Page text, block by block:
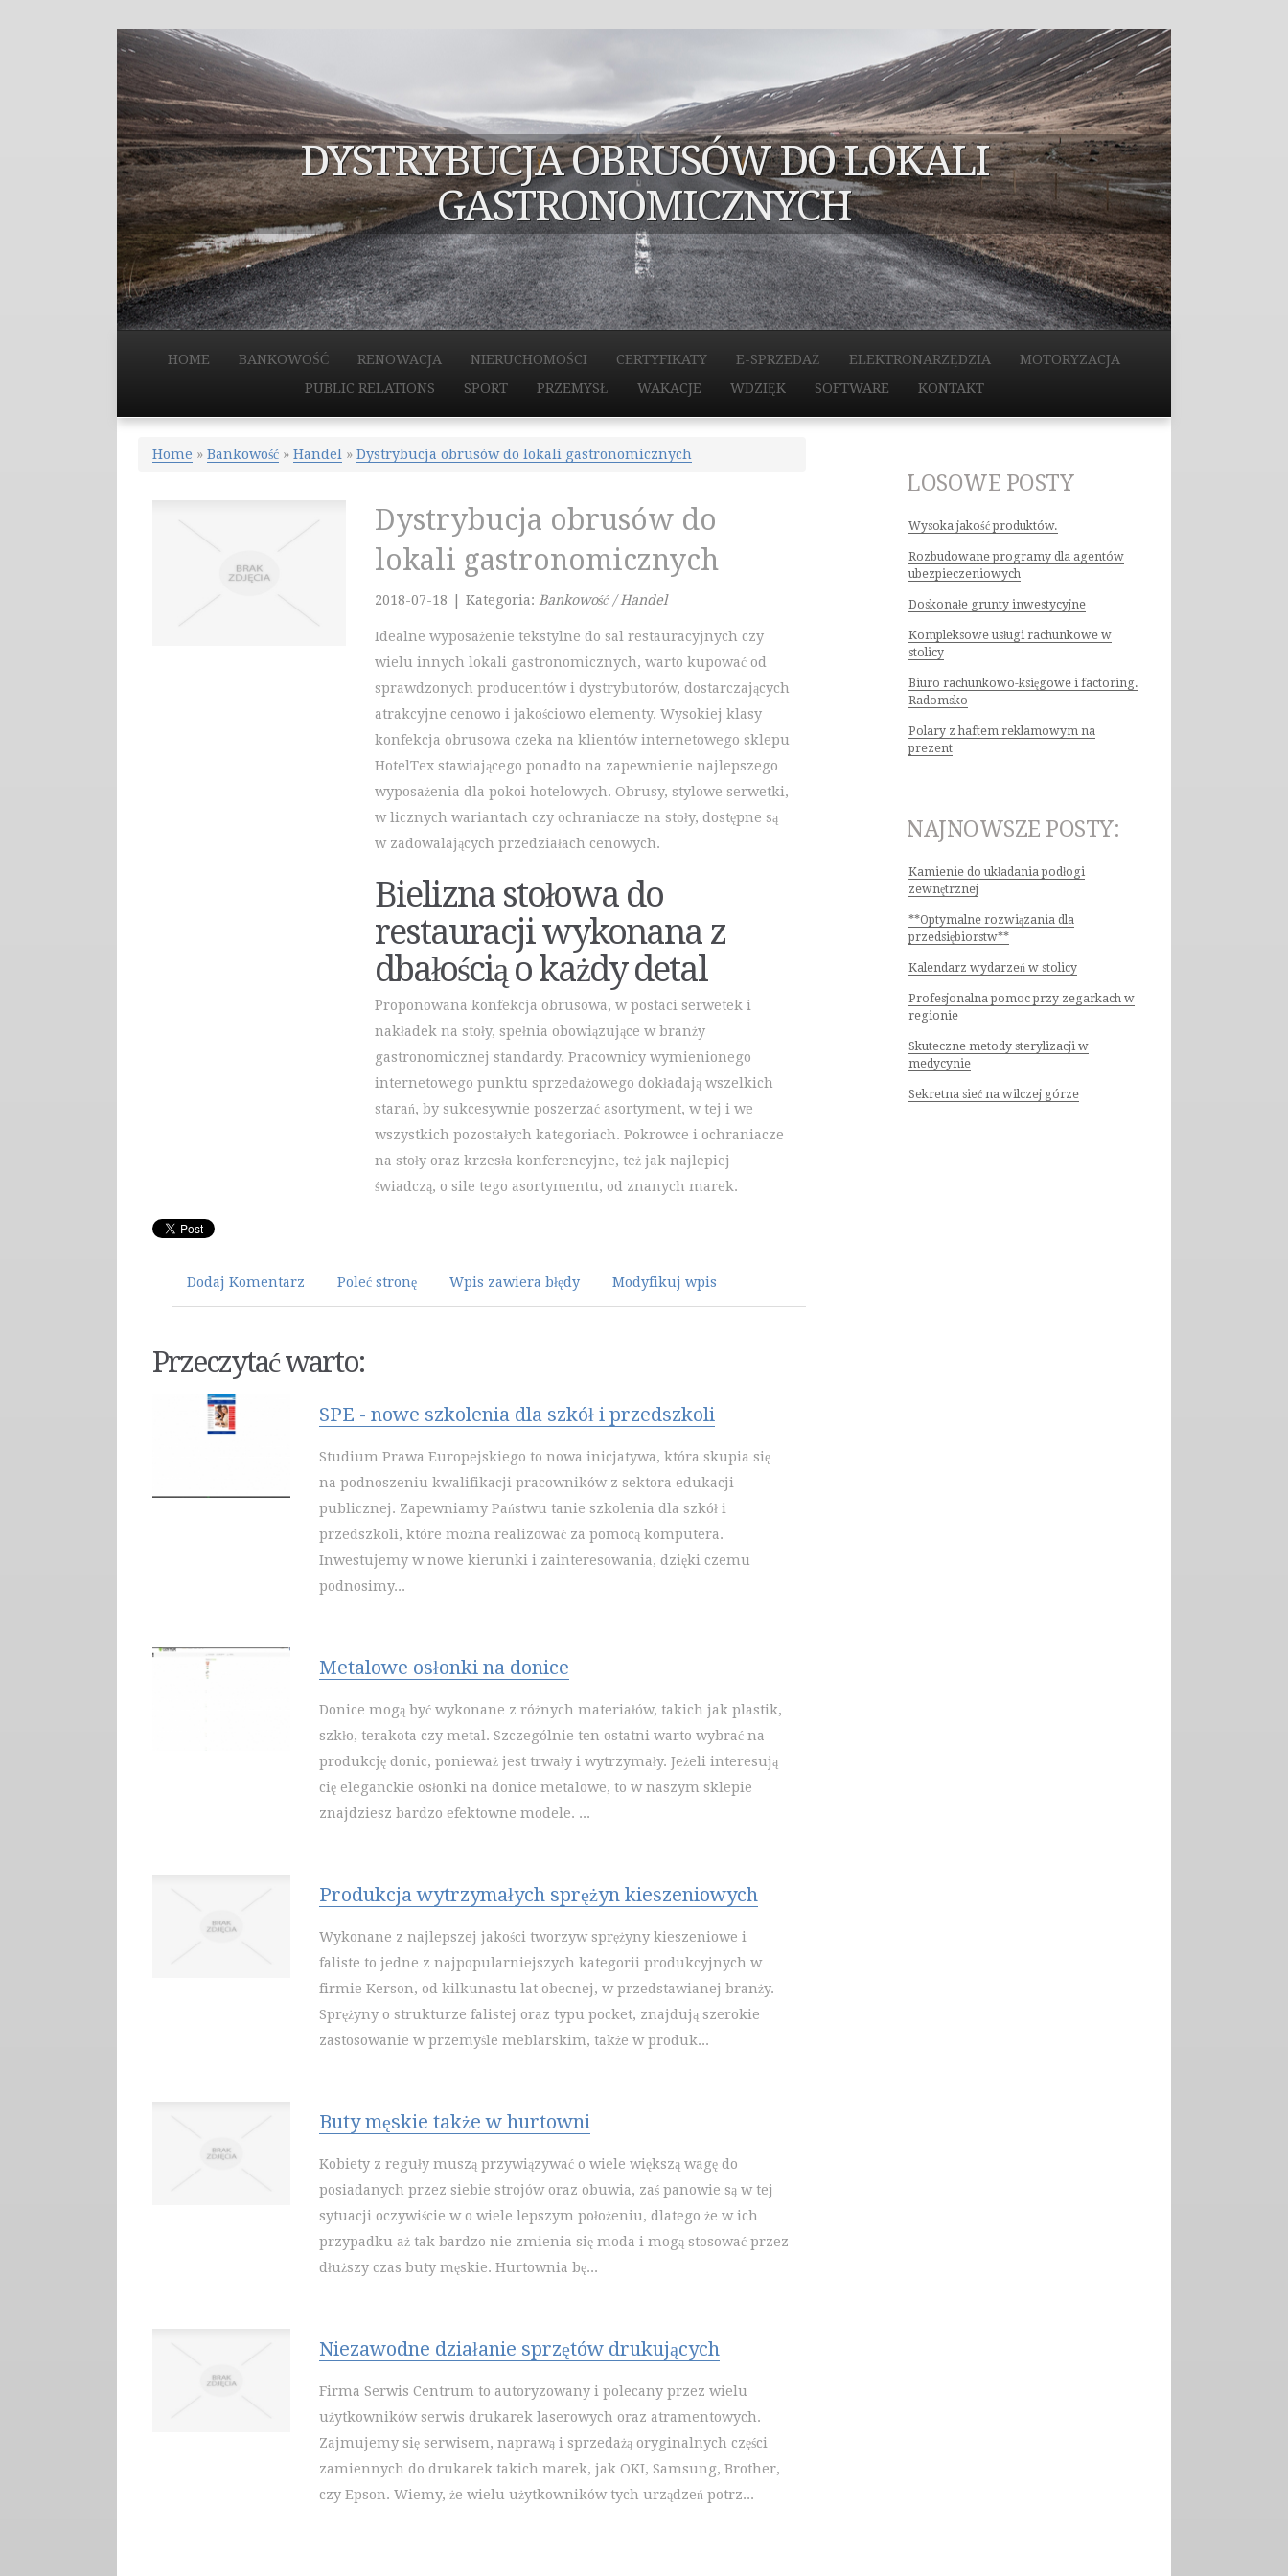
DYSTRYBUCJA OBRUSÓW DO LOKALI
GASTRONOMICZNYCH
HOME BANKOWOŚĆ RENOWACJA NIERUCHOMOŚCI CERTYFIKATY E-SPRZEDAŻ ELEKTRONARZĘDZIA
MOTORYZACJA
PUBLIC RELATIONS
SPORT PRZEMYSŁ WAKACJE WDZIĘK SOFTWARE KONTAKT
Home » Bankowość » Handel » Dystrybucja obrusów do lokali gastronomicznych
Dystrybucja obrusów do
lokali gastronomicznych
2018-07-18 Kategoria: Bankowość / Handel
Idealne wyposażenie tekstylne do sal restauracyjnych czy
wielu innych lokali gastronomicznych, warto kupować od
sprawdzonych producentów i dystrybutorów, dostarczających
atrakcyjne cenowo i jakościowo elementy. Wysokiej klasy
konfekcja obrusowa czeka na klientów internetowego sklepu
HotelTex stawiającego ponadto na zapewnienie najlepszego
wyposażenia dla pokoi hotelowych. Obrusy, stylowe serwetki,
w licznych wariantach czy ochraniacze na stoły, dostępne są
w zadowalających przedziałach cenowych.
Bielizna stołowa do
restauracji wykonana z
dbałością o każdy detal
Proponowana konfekcja obrusowa, w postaci serwetek i
nakładek na stoły, spełnia obowiązujące w branży
gastronomicznej standardy. Pracownicy wymienionego
internetowego punktu sprzedażowego dokładają wszelkich
starań, by sukcesywnie poszerzać asortyment, w tej i we
wszystkich pozostałych kategoriach. Pokrowce i ochraniacze
na stoły oraz krzesła konferencyjne, też jak najlepiej
świadczą, o sile tego asortymentu, od znanych marek.
Dodaj Komentarz Poleć stronę Wpis zawiera błędy Modyfikuj wpis
Przeczytać warto:
SPE - nowe szkolenia dla szkół i przedszkoli
Studium Prawa Europejskiego to nowa inicjatywa, która skupia się
na podnoszeniu kwalifikacji pracowników z sektora edukacji
publicznej. Zapewniamy Państwu tanie szkolenia dla szkół i
przedszkoli, które można realizować za pomocą komputera.
Inwestujemy w nowe kierunki i zainteresowania, dzięki czemu
podnosimy...
Metalowe osłonki na donice
Donice mogą być wykonane z różnych materiałów, takich jak plastik,
szkło, terakota czy metal. Szczególnie ten ostatni warto wybrać na
produkcję donic, ponieważ jest trwały i wytrzymały. Jeżeli interesują
cię eleganckie osłonki na donice metalowe, to w naszym sklepie
znajdziesz bardzo efektowne modele. ...
Produkcja wytrzymałych sprężyn kieszeniowych
Wykonane z najlepszej jakości tworzyw sprężyny kieszeniowe i
faliste to jedne z najpopularniejszych kategorii produkcyjnych w
firmie Kerson, od kilkunastu lat obecnej, w przedstawianej branży.
Sprężyny o strukturze falistej oraz typu pocket, znajdują szerokie
zastosowanie w przemyśle meblarskim, także w produk...
Buty męskie także w hurtowni
Kobiety z reguły muszą przywiązywać o wiele większą wagę do
posiadanych przez siebie strojów oraz obuwia, zaś panowie są w tej
sytuacji oczywiście w o wiele lepszym położeniu, dlatego że w ich
przypadku aż tak bardzo nie zmienia się moda i mogą stosować przez
dłuższy czas buty męskie. Hurtownia bę...
Niezawodne działanie sprzętów drukujących
Firma Serwis Centrum to autoryzowany i polecany przez wielu
użytkowników serwis drukarek laserowych oraz atramentowych.
Zajmujemy się serwisem, naprawą i sprzedażą oryginalnych części
zamiennych do drukarek takich marek, jak OKI, Samsung, Brother,
czy Epson. Wiemy, że wielu użytkowników tych urządzeń potrz...
LOSOWE POSTY
Wysoka jakość produktów.
Rozbudowane programy dla agentów
ubezpieczeniowych
Doskonałe grunty inwestycyjne
Kompleksowe usługi rachunkowe w
stolicy
Biuro rachunkowo-księgowe i factoring.
Radomsko
Polary z haftem reklamowym na
prezent
NAJNOWSZE POSTY:
Kamienie do układania podłogi
zewnętrznej
**Optymalne rozwiązania dla
przedsiębiorstw**
Kalendarz wydarzeń w stolicy
Profesjonalna pomoc przy zegarkach w
regionie
Skuteczne metody sterylizacji w
medycynie
Sekretna sieć na wilczej górze